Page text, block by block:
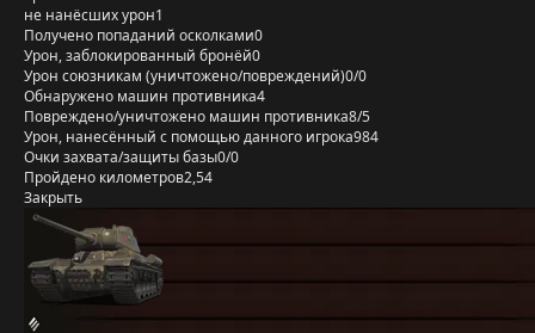
не нанёсших урон1
Получено попаданий осколками0
Урон, заблокированный бронёй0
Урон союзникам (уничтожено/повреждений)0/0
Обнаружено машин противника4
Повреждено/уничтожено машин противника8/5
Урон, нанесённый с помощью данного игрока984
Очки захвата/защиты базы0/0
Пройдено километров2,54
Закрыть